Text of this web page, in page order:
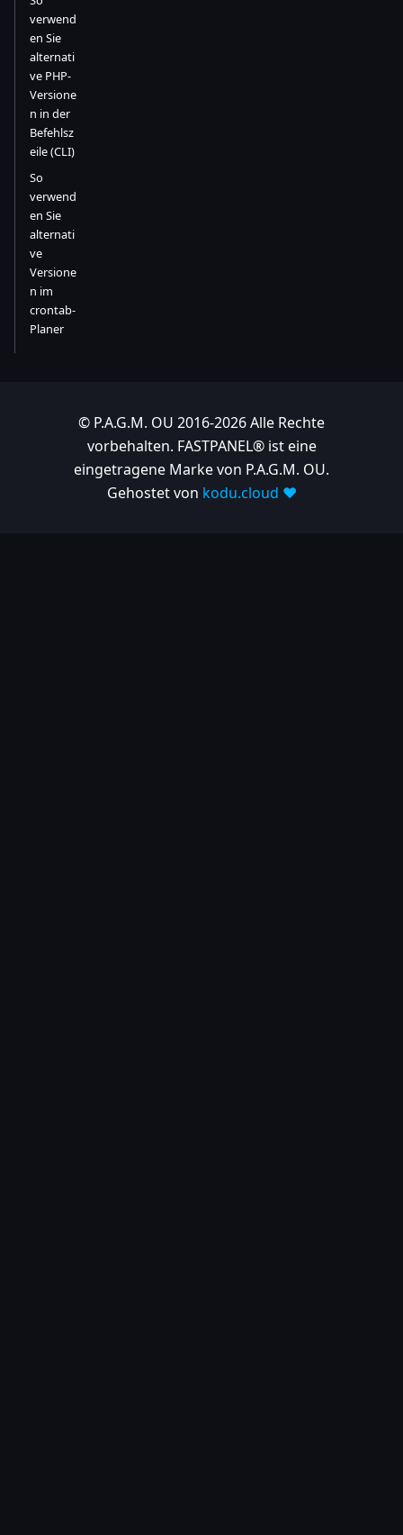
verwend
en Sie
alternati
ve PHP-
Versione
n in der
Befehlsz
eile (CLI)
So
verwend
en Sie
alternati
ve
Versione
n im
crontab-
Planer
© P.A.G.M. OU 2016-2026 Alle Rechte
vorbehalten. FASTPANEL® ist eine
eingetragene Marke von P.A.G.M. OU.
Gehostet von kodu.cloud ❤️